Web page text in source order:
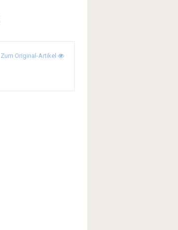
Zum Original-Artikel